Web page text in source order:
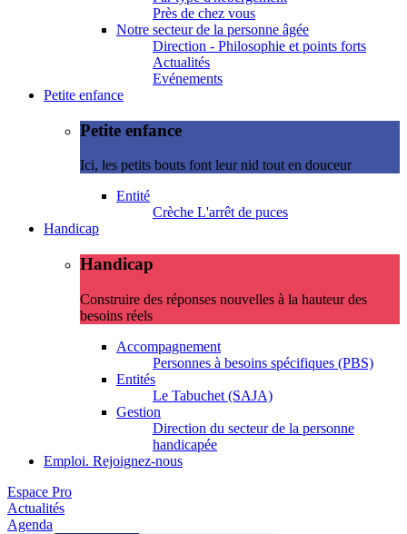
Près de chez vous
Notre secteur de la personne âgée
Direction - Philosophie et points forts
Actualités
Evénements
Petite enfance
Petite enfance
Ici, les petits bouts font leur nid tout en douceur
Entité
Crèche L'arrêt de puces
Handicap
Handicap
Construire des réponses nouvelles à la hauteur des
besoins réels
Accompagnement
Personnes à besoins spécifiques (PBS)
Entités
Le Tabuchet (SAJA)
Gestion
Direction du secteur de la personne
handicapée
Emploi. Rejoignez-nous
Espace Pro
Actualités
Agenda